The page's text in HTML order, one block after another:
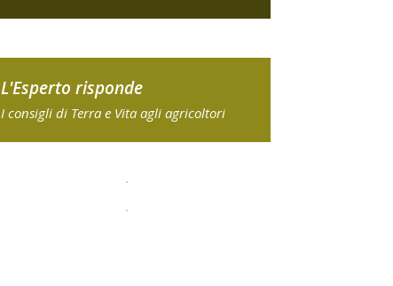
L'Esperto risponde
I consigli di Terra e Vita agli agricoltori